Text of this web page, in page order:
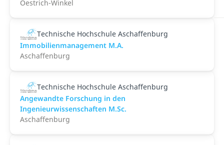
Oestrich-Winkel
Technische Hochschule Aschaffenburg
Immobilienmanagement M.A.
Aschaffenburg
Technische Hochschule Aschaffenburg
Angewandte Forschung in den
Ingenieurwissenschaften M.Sc.
Aschaffenburg